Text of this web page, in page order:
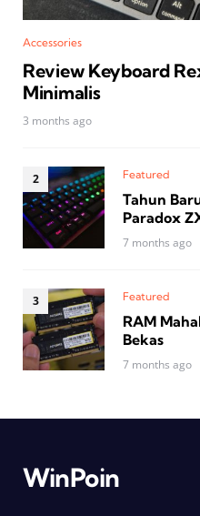
Accessories
Review Keyboard
Minimalis
3 months ago
Featured
Tahun
Paradox
7 months ago
Featured
RAM
Bekas
7 months ago
WinPoin